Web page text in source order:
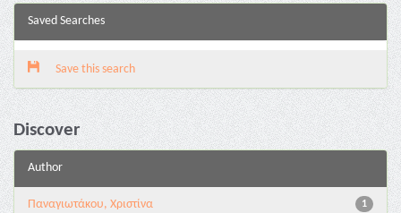
Saved Searches
Save this search
Discover
Author
1
Παναγιωτάκου, Χριστίνα